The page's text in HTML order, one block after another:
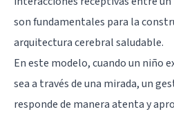
son fundamentales para la
arquitectura cerebral saludable.
En este modelo, cuando un niño
sea a través de una mirada, un
responde de manera atenta y